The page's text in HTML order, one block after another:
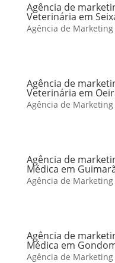
Agência de
Veterinária em
Agência de
Agência de
Veterinária em
Agência de
Agência de
Médica em
Agência de
Agência de
Médica em
Agência de